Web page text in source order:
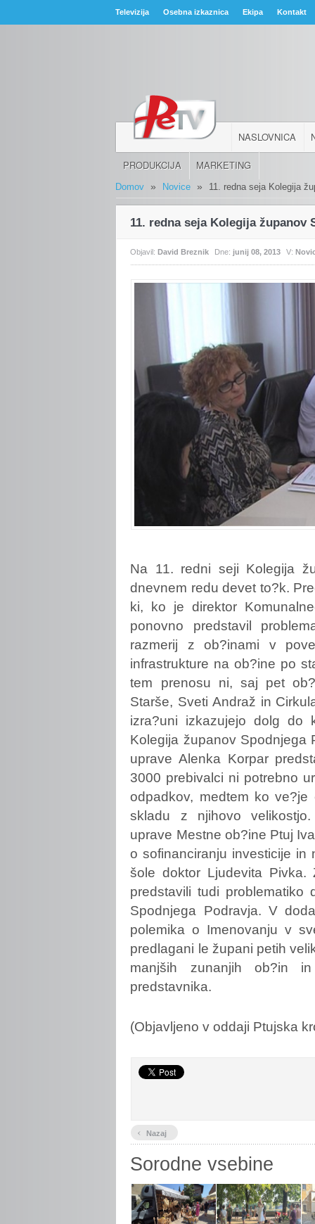
Televizija Osebna izkaznica Ekipa Kontakt
NASLOVNICA
PRODUKCIJA MARKETING
Domov » Novice » 11. redna seja Kolegija
11. redna seja Kolegija županov
Objavil:David Breznik Dne: junij 08, 2013 V:
Na 11. redni seji Kolegija
dnevnem redu devet to?k.
ki, ko je direktor
ponovno predstavil
razmerij z ob?inami v
infrastrukture na ob?ine po
tem prenosu ni, saj pet
Starše, Sveti Andraž in
izra?uni izkazujejo dolg do
Kolegija županov Spodnjega
uprave Alenka Korpar
3000 prebivalci ni potrebno
odpadkov, medtem ko
skladu z njihovo
uprave Mestne ob?ine Ptuj
o sofinanciranju investicije in
šole doktor Ljudevita Pivka.
predstavili tudi problematiko
Spodnjega Podravja. V
polemika o Imenovanju v
predlagani le župani petih
manjših zunanjih ob?in
predstavnika.
(Objavljeno v oddaji Ptujska
‹ Nazaj
Sorodne vsebine